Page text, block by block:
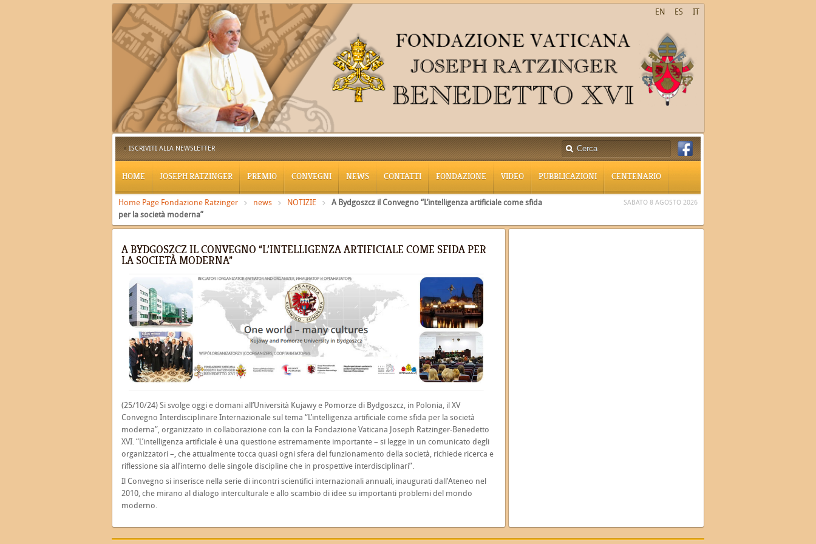
IT
ES
EN
ISCRIVITI ALLA NEWSLETTER
HOME JOSEPH RATZINGER PREMIO CONVEGNI NEWS CONTATTI FONDAZIONE VIDEO PUBBLICAZIONI CENTENARIO
Home Page Fondazione Ratzinger news NOTIZIE
A Bydgoszcz il Convegno “L’intelligenza artificiale come sfida
per la società moderna”
SABATO 8 AGOSTO 2026
A BYDGOSZCZ IL CONVEGNO “L’INTELLIGENZA ARTIFICIALE COME SFIDA PER
LA SOCIETÀ MODERNA”
(25/10/24) Si svolge oggi e domani all’Università Kujawy e Pomorze di Bydgoszcz, in Polonia, il XV
Convegno Interdisciplinare Internazionale sul tema “L’intelligenza artificiale come sfida per la società
moderna”, organizzato in collaborazione con la con la Fondazione Vaticana Joseph Ratzinger-Benedetto
XVI. “L’intelligenza artificiale è una questione estremamente importante – si legge in un comunicato degli
organizzatori –, che attualmente tocca quasi ogni sfera del funzionamento della società, richiede ricerca e
riflessione sia all’interno delle singole discipline che in prospettive interdisciplinari”.
Il Convegno si inserisce nella serie di incontri scientifici internazionali annuali, inaugurati dall’Ateneo nel
2010, che mirano al dialogo interculturale e allo scambio di idee su importanti problemi del mondo
moderno.